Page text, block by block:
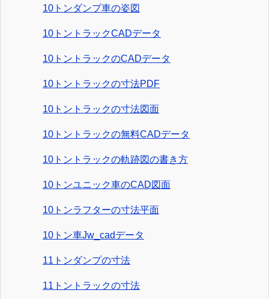
10トンダンプ車の姿図
10トントラックCADデータ
10トントラックのCADデータ
10トントラックの寸法PDF
10トントラックの寸法図面
10トントラックの無料CADデータ
10トントラックの軌跡図の書き方
10トンユニック車のCAD図面
10トンラフターの寸法平面
10トン車Jw_cadデータ
11トンダンプの寸法
11トントラックの寸法